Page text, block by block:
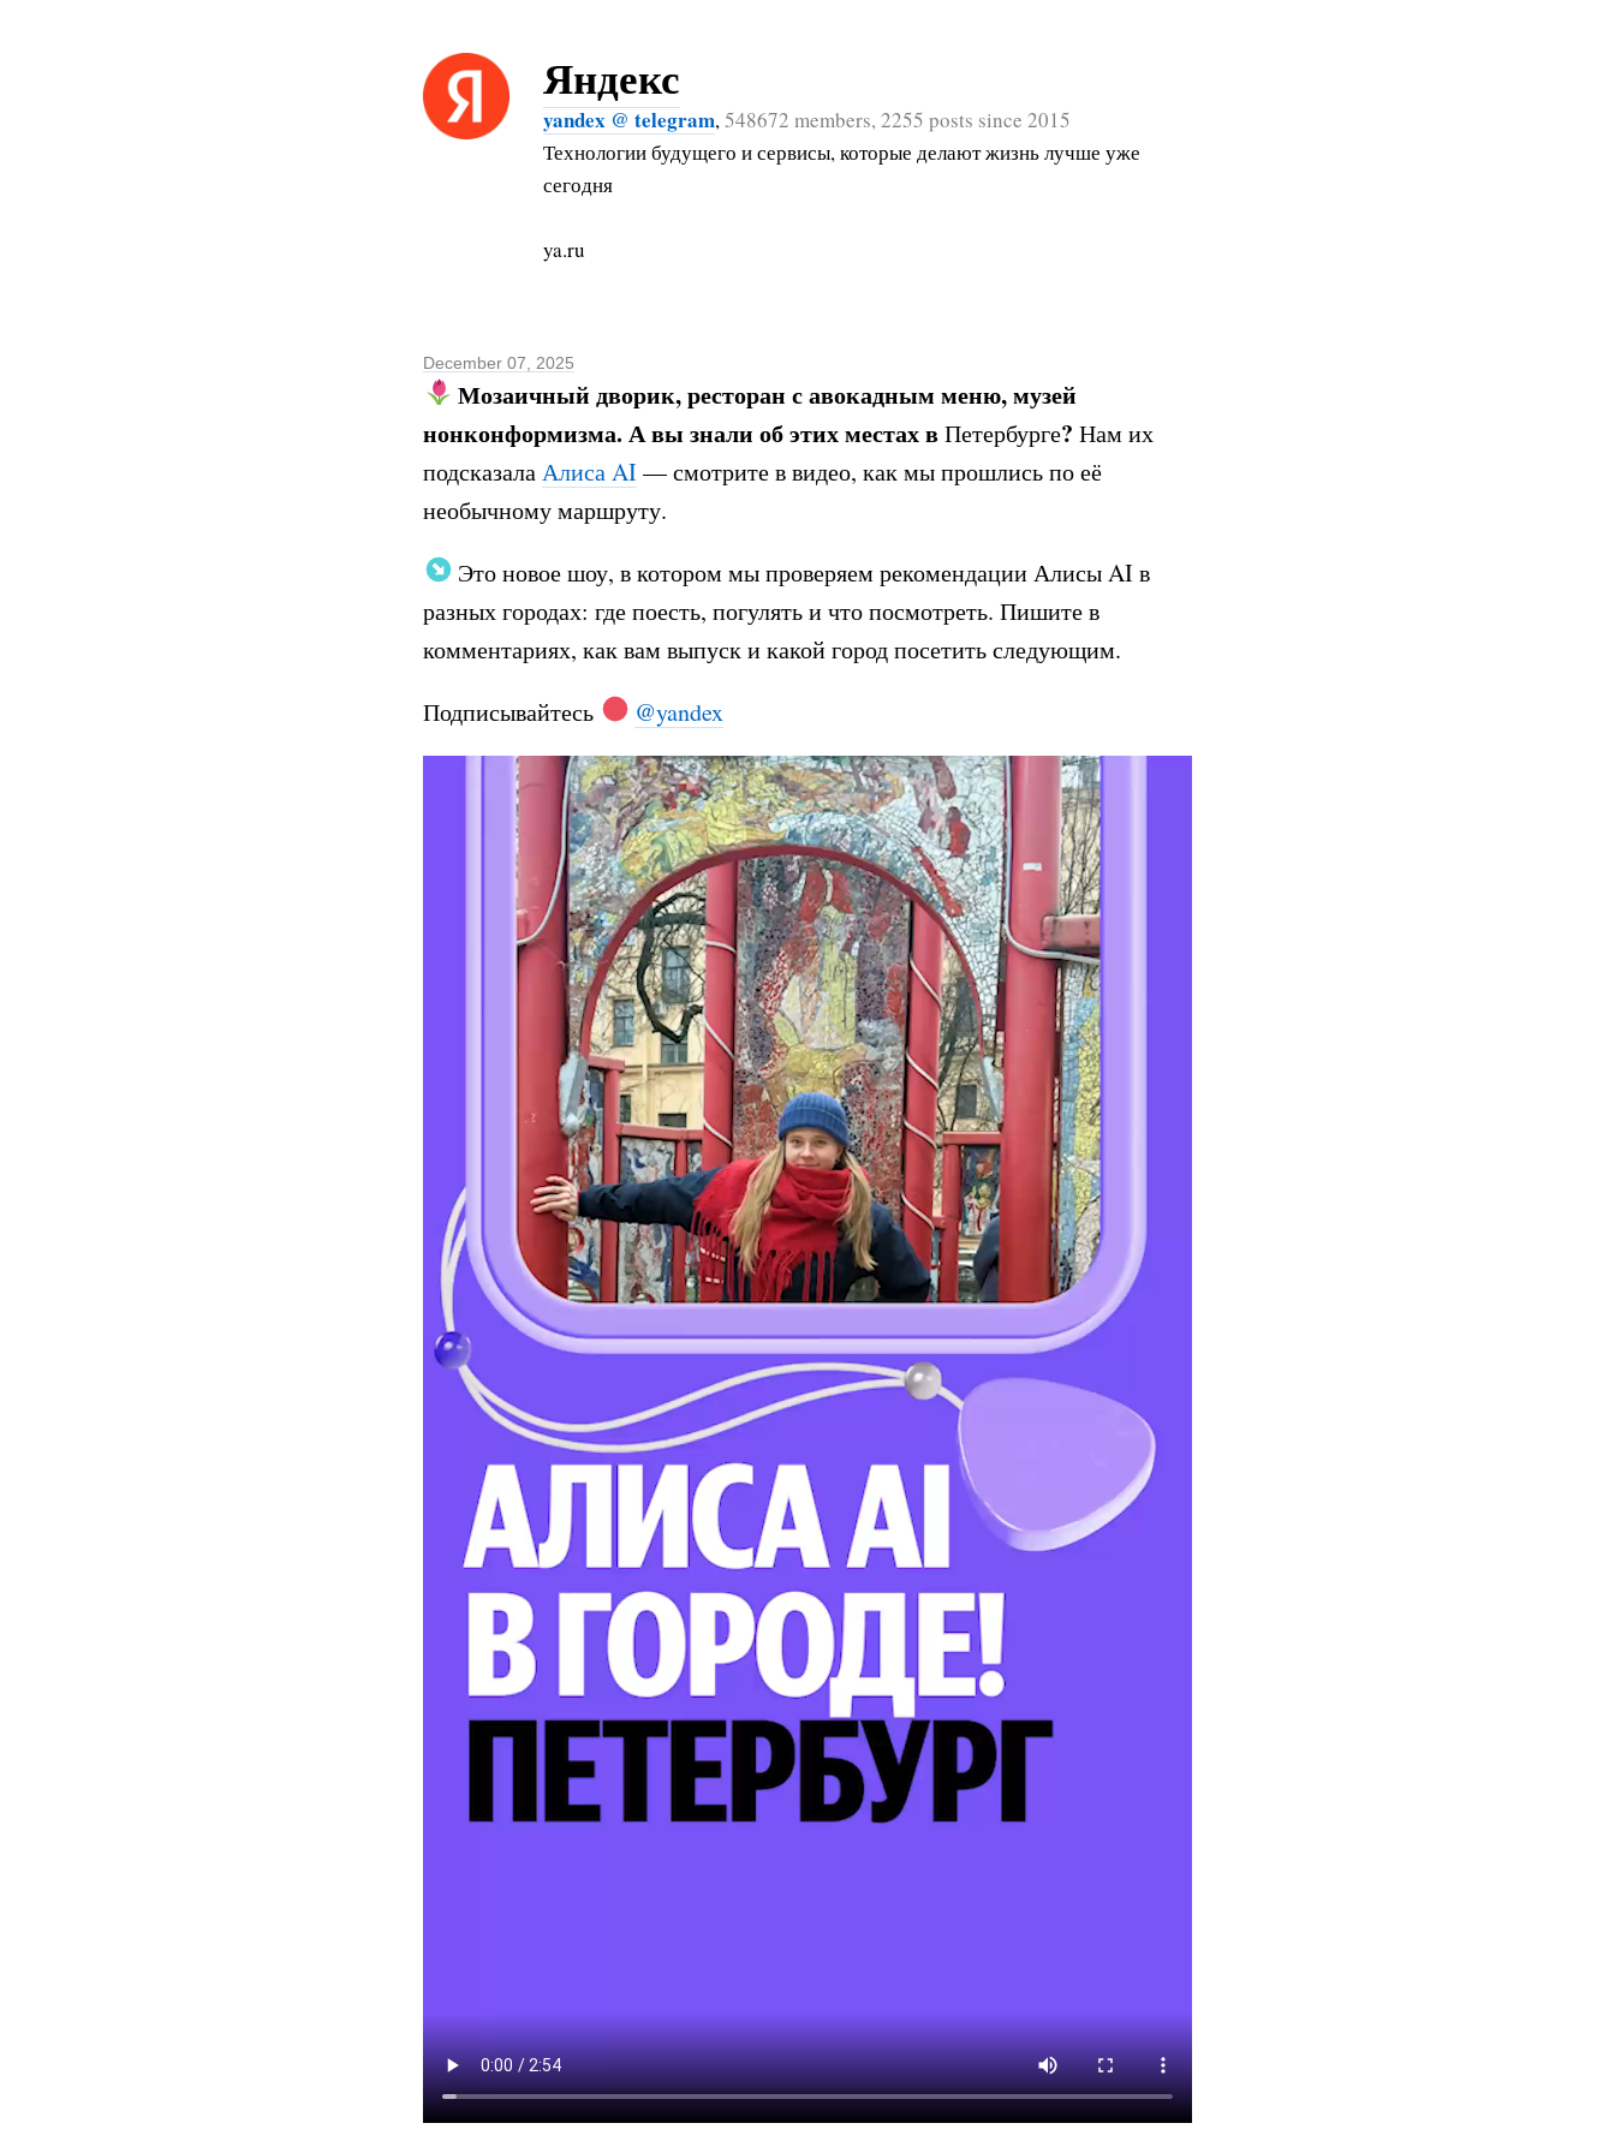
Яндекс
yandex @ telegram,548672 members, 2255 posts since 2015
Технологии будущего и сервисы, которые делают жизнь лучше уже
сегодня
ya.ru
December 07, 2025
Мозаичный дворик, ресторан с авокадным меню, музей
нонконформизма. А вы знали об этих местах вПетербурге? Нам их
подсказалаАлиса AI— смотрите в видео, как мы прошлись по её
необычному маршруту.
Это новое шоу, в котором мы проверяем рекомендации Алисы AI в
разных городах: где поесть, погулять и что посмотреть. Пишите в
комментариях, как вам выпуск и какой город посетить следующим.
Подписывайтесь
@yandex